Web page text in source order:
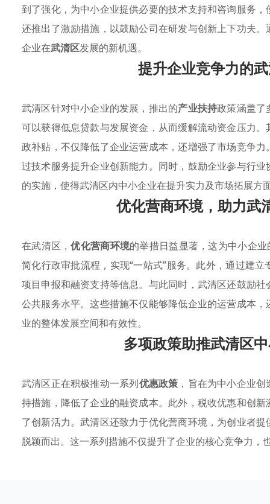
到了强化，为中小企业提供必要的技术支持和咨询服务
还推出了激励措施，以鼓励公司在研发与创新上下功夫
企业在武清区发展的新机遇。
提升企业竞争力的
武清区针对中小企业的发展，推出的产业扶持政策涵盖了
可以获得低息贷款与发展资金，从而缓解流动资金压力
政补贴，不仅降低了企业运营成本，还增强了市场竞争
过技术服务提升企业创新能力。同时，鼓励企业参与行
的实施，使得武清区内中小企业在提升实力及市场拓展方
优化营商环境，助力武
在武清区，优化营商环境的举措日益显著，这为中小企
简化行政审批流程，实现“一站式”服务。此外，通过建
项目申报和融资支持等信息。与此同时，武清区还鼓励
公共服务水平。这些措施不仅能够降低企业的运营成本
业的整体发展空间和有效性。
多项政策助推武清区
武清区正在积极推动一系列优惠政策 ，旨在为中小企业
持措施，降低了企业的融资成本。此外，税收优惠和创
了创新活力。武清区还致力于优化营商环境，为创业者
脱颖而出。这一系列措施不仅提升了企业的核心竞争力